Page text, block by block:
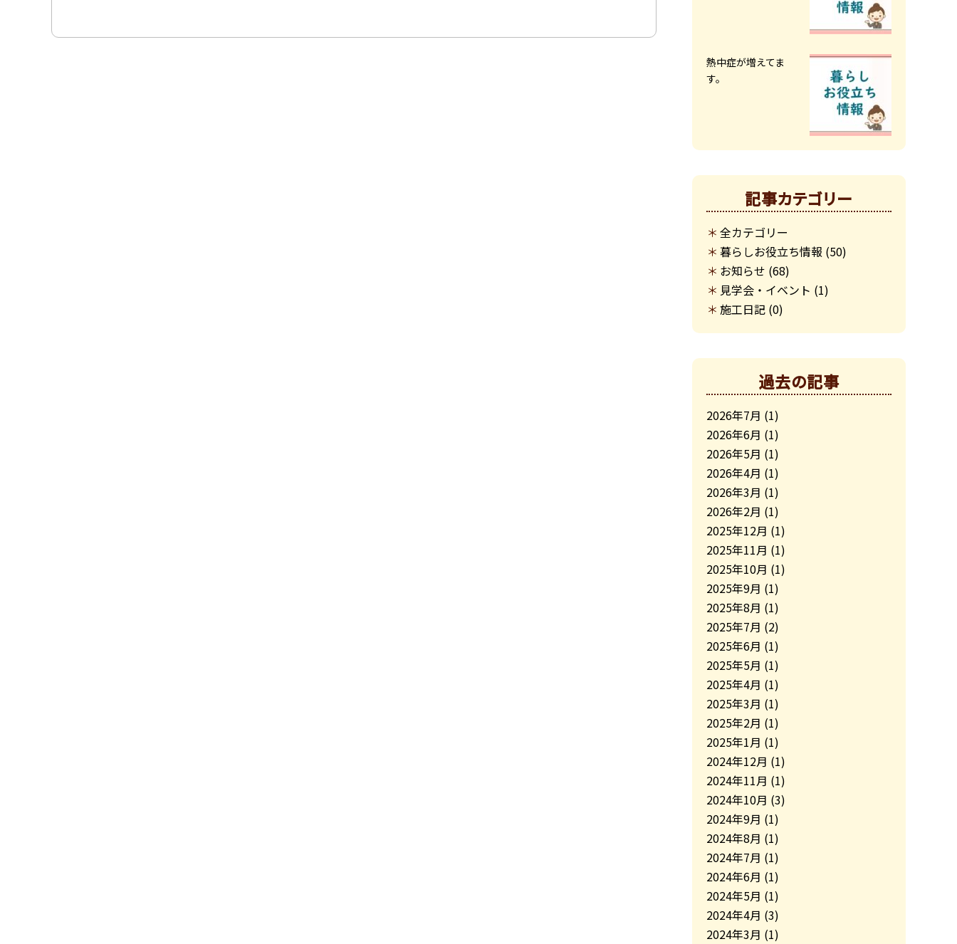
熱中症が増えてま
す。
記事カテゴリー
全カテゴリー
暮らしお役立ち情報 (50)
お知らせ (68)
見学会・イベント (1)
施工日記 (0)
過去の記事
2026年7月 (1)
2026年6月 (1)
2026年5月 (1)
2026年4月 (1)
2026年3月 (1)
2026年2月 (1)
2025年12月 (1)
2025年11月 (1)
2025年10月 (1)
2025年9月 (1)
2025年8月 (1)
2025年7月 (2)
2025年6月 (1)
2025年5月 (1)
2025年4月 (1)
2025年3月 (1)
2025年2月 (1)
2025年1月 (1)
2024年12月 (1)
2024年11月 (1)
2024年10月 (3)
2024年9月 (1)
2024年8月 (1)
2024年7月 (1)
2024年6月 (1)
2024年5月 (1)
2024年4月 (3)
2024年3月 (1)